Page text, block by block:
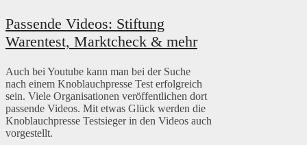
Passende Videos: Stiftung
Warentest, Marktcheck & mehr
Auch bei Youtube kann man bei der Suche
nach einem Knoblauchpresse Test erfolgreich
sein. Viele Organisationen veröffentlichen dort
passende Videos. Mit etwas Glück werden die
Knoblauchpresse Testsieger in den Videos auch
vorgestellt.